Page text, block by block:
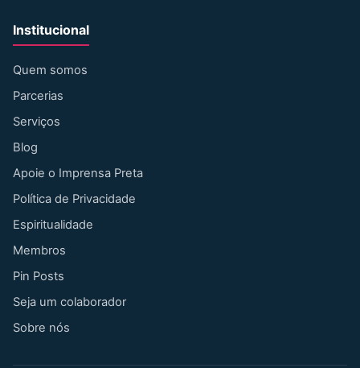
Institucional
Quem somos
Parcerias
Serviços
Blog
Apoie o Imprensa Preta
Política de Privacidade
Espiritualidade
Membros
Pin Posts
Seja um colaborador
Sobre nós